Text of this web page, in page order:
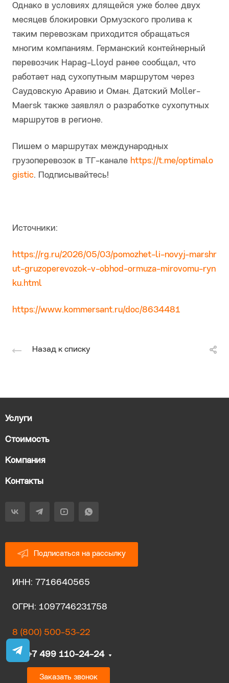
Однако в условиях длящейся уже более двух
месяцев блокировки Ормузского пролива к
таким перевозкам приходится обращаться
многим компаниям. Германский контейнерный
перевозчик Hapag-Lloyd ранее сообщал, что
работает над сухопутным маршрутом через
Саудовскую Аравию и Оман. Датский Moller-
Maersk также заявлял о разработке сухопутных
маршрутов в регионе.
Пишем о маршрутах международных
грузоперевозок в ТГ-канале https://t.me/optimalo
gistic. Подписывайтесь!
Источники:
https://rg.ru/2026/05/03/pomozhet-li-novyj-marshr
ut-gruzoperevozok-v-obhod-ormuza-mirovomu-ryn
ku.html
https://www.kommersant.ru/doc/8634481
Назад к списку
Услуги
Стоимость
Компания
Контакты
Подписаться на рассылку
ИНН: 7716640565
ОГРН: 1097746231758
8 (800) 500-53-22
+7 499 110-24-24
Заказать звонок